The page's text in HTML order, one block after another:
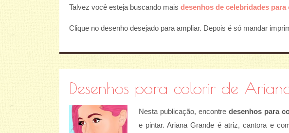
Talvez você esteja buscando mais desenhos de celebridades
Clique no desenho desejado para ampliar. Depois é só mandar
Desenhos para colorir de
Nesta publicação, encontre desenhos para
e pintar. Ariana Grande é atriz, cantora e